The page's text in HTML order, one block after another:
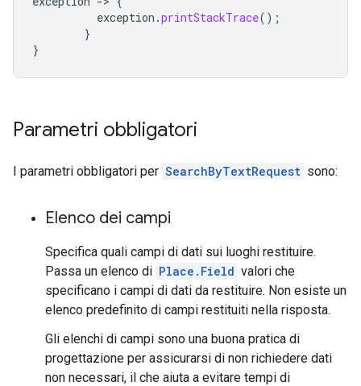
exception .printStackTrace();
}
}
Parametri obbligatori
I parametri obbligatori per SearchByTextRequest sono:
Elenco dei campi
Specifica quali campi di dati sui luoghi restituire.
Passa un elenco di Place.Field valori che
specificano i campi di dati da restituire. Non esiste un
elenco predefinito di campi restituiti nella risposta.
Gli elenchi di campi sono una buona pratica di
progettazione per assicurarsi di non richiedere dati
non necessari, il che aiuta a evitare tempi di